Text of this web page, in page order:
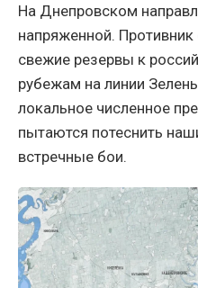
На Днепровском
напряженной.
свежие резервы к
рубежам на линии
локальное численное
пытаются потеснить
встречные бои.